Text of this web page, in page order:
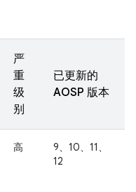
严
重
级
别
已更新的
AOSP 版本
高
9、10、11、
12